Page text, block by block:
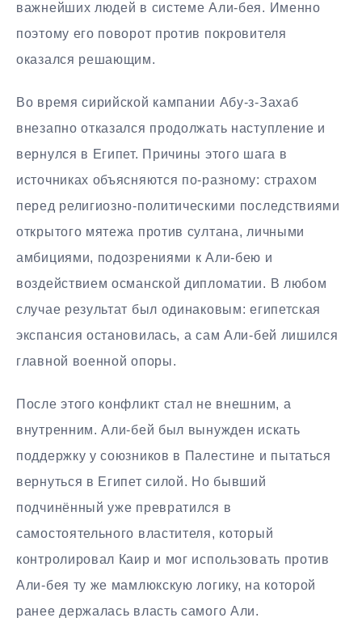
важнейших людей в системе Али-бея. Именно
поэтому его поворот против покровителя
оказался решающим.
Во время сирийской кампании Абу-з-Захаб
внезапно отказался продолжать наступление и
вернулся в Египет. Причины этого шага в
источниках объясняются по-разному: страхом
перед религиозно-политическими последствиями
открытого мятежа против султана, личными
амбициями, подозрениями к Али-бею и
воздействием османской дипломатии. В любом
случае результат был одинаковым: египетская
экспансия остановилась, а сам Али-бей лишился
главной военной опоры.
После этого конфликт стал не внешним, а
внутренним. Али-бей был вынужден искать
поддержку у союзников в Палестине и пытаться
вернуться в Египет силой. Но бывший
подчинённый уже превратился в
самостоятельного властителя, который
контролировал Каир и мог использовать против
Али-бея ту же мамлюкскую логику, на которой
ранее держалась власть самого Али.